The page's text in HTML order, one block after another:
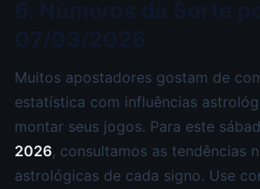
Muitos apostadores gostam de
estatística com influências
montar seus jogos. Para este
2026, consultamos as tendências
astrológicas de cada signo. Use